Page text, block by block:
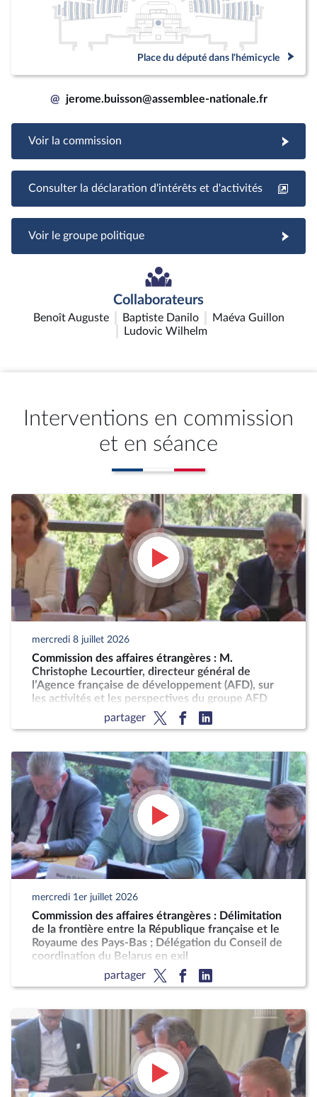
Place du député dans l'hémicycle
@ jerome.buisson@assemblee-nationale.fr
Voir la commission
Consulter la déclaration d'intérêts et d'activités
Voir le groupe politique
Collaborateurs
Benoît Auguste Baptiste Danilo
Maéva Guillon
Ludovic Wilhelm
Interventions en commission
et en séance
mercredi 8 juillet 2026
Commission des affaires étrangères : M.
Christophe Lecourtier, directeur général de
l’Agence française de développement (AFD), sur
les activités et les perspectives du groupe AFD
partager
mercredi 1er juillet 2026
Commission des affaires étrangères : Délimitation
de la frontière entre la République française et le
Royaume des Pays-Bas ; Délégation du Conseil de
coordination du Belarus en exil
partager